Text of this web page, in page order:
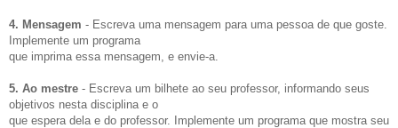
4. Mensagem - Escreva uma mensagem para uma pessoa de que goste.
Implemente um programa
que imprima essa mensagem, e envie-a.
5. Ao mestre - Escreva um bilhete ao seu professor, informando seus
objetivos nesta disciplina e o
que espera dela e do professor. Implemente um programa que mostra seu